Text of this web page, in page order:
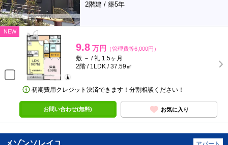
2階建 / 築5年
NEW
9.8 万円 （管理費等6,000円）
敷 － / 礼 1.5ヶ月
2階 / 1LDK / 37.59㎡
初期費用クレジット決済できます！分割相談ください！
お問い合わせ(無料) お気に入り
メゾンソレイユ